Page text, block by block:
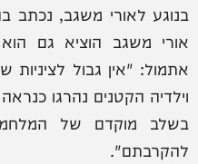
בנוגע לאורי משגב,
אורי משגב הוציא גם
אתמול: "אין גבול לציניות
וילדיה הקטנים נהרגו
בשלב מוקדם של
להקרבתם".